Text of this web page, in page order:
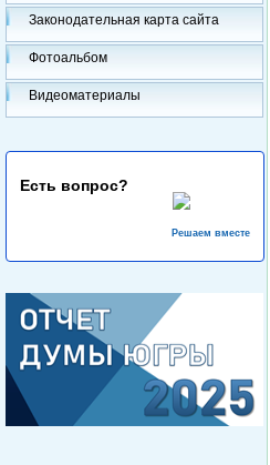
Законодательная карта сайта
Фотоальбом
Видеоматериалы
Есть вопрос?
Решаем вместе